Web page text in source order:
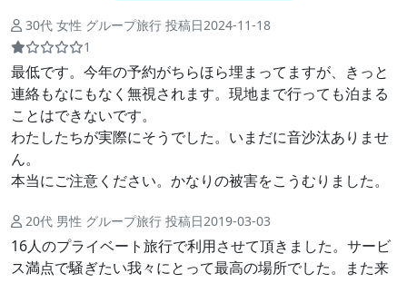
30代 女性 グループ旅行 投稿日2024-11-18
1
最低です。今年の予約がちらほら埋まってますが、きっと
連絡もなにもなく無視されます。現地まで行っても泊まる
ことはできないです。
わたしたちが実際にそうでした。いまだに音沙汰ありませ
ん。
本当にご注意ください。かなりの被害をこうむりました。
20代 男性 グループ旅行 投稿日2019-03-03
16人のプライベート旅行で利用させて頂きました。サービ
ス満点で騒ぎたい我々にとって最高の場所でした。また来